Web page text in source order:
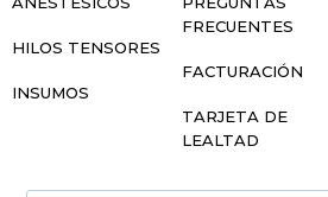
HILOS TENSORES
INSUMOS
FRECUENTES
FACTURACIÓN
TARJETA DE
LEALTAD